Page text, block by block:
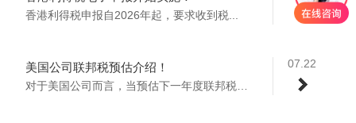
香港利得税申报自2026年起，要求收到税...
07.22
美国公司联邦税预估介绍！